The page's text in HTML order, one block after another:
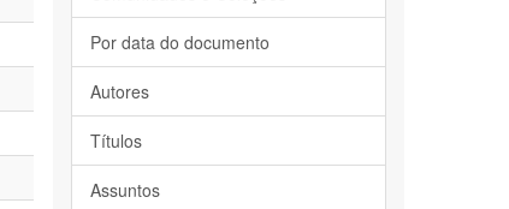
Por data do documento
Autores
Títulos
Assuntos